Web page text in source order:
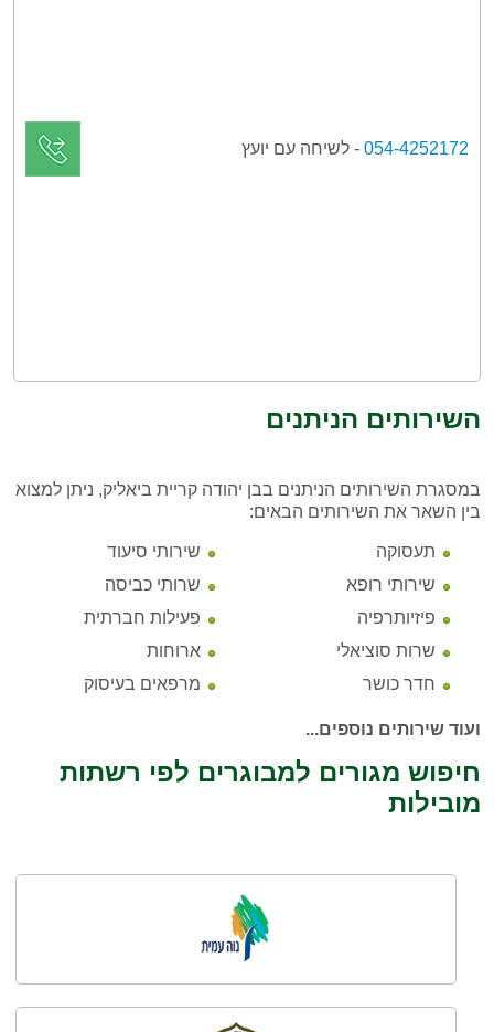
054-4252172 - לשיחה עם יועץ
השירותים הניתנים
במסגרת השירותים הניתנים בבן יהודה קריית ביאליק, ניתן למצוא
בין השאר את השירותים הבאים:
תעסוקה
שירותי רופא
פיזיותרפיה
שרות סוציאלי
חדר כושר
שירותי סיעוד
שרותי כביסה
פעילות חברתית
ארוחות
מרפאים בעיסוק
ועוד שירותים נוספים...
חיפוש מגורים למבוגרים לפי רשתות
מובילות